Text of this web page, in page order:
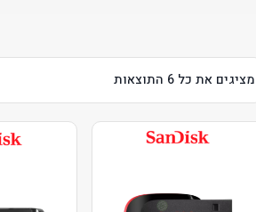
מציגים את כל ⁦6⁩ התוצאות